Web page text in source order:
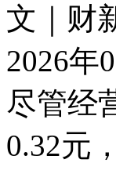
文｜财
2026年
尽管经
0.32元